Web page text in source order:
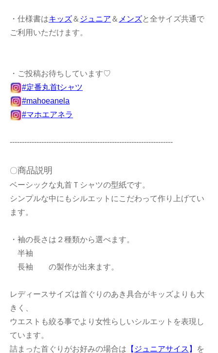
・仕様書はキッズ＆ ジュニア ＆ メンズと全サイズ共通で
ご利用いただけます。
・ご投稿お待ちしています♡
#定番丸首tシャツ
#mahoeanela
#マホエアネラ
-------------------------------------------------------------------
〇商品説明
ベーシックな丸首Ｔシャツの型紙です。
シンプルな中にもシルエットにこだわって作り上げてい
ます。
・袖の長さは２種類から選べます。
半袖
長袖 の製作が出来ます。
レディースサイズは首ぐりのあき具合がキッズよりも大
きく、
ウエストも絞る事でより女性らしいシルエットを表現し
ています。
詰まった首ぐりがお好みの場合は 【 ジュニアサイス 】
を